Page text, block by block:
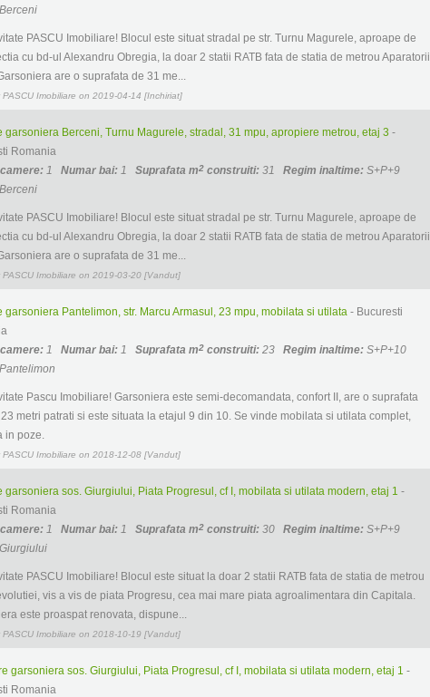
PASCU Imobiliare! Blocul este situat stradal pe str. Turnu Magurele, aproape de
cu bd-ul Alexandru Obregia, la doar 2 statii RATB fata de statia de metrou Aparatorii
are o suprafata de 31 me...
Imobiliare on 2019-04-14 [Inchiriat]
garsoniera Berceni, Turnu Magurele, stradal, 31 mpu, apropiere metrou, etaj 3 -
Romania
1 Numar bai:1 Suprafata m2construiti:31 Regim inaltime:S+P+9
PASCU Imobiliare! Blocul este situat stradal pe str. Turnu Magurele, aproape de
cu bd-ul Alexandru Obregia, la doar 2 statii RATB fata de statia de metrou Aparatorii
are o suprafata de 31 me...
PASCU Imobiliare on 2019-03-20 [Vandut]
garsoniera Pantelimon, str. Marcu Armasul, 23 mpu, mobilata si utilata- Bucuresti
1 Numar bai:1 Suprafata m2construiti:23 Regim inaltime:S+P+10
Pascu Imobiliare! Garsoniera este semi-decomandata, confort II, are o suprafata
metri patrati si este situata la etajul 9 din 10. Se vinde mobilata si utilata complet,
in poze.
PASCU Imobiliare on 2018-12-08 [Vandut]
garsoniera sos. Giurgiului, Piata Progresul, cf I, mobilata si utilata modern, etaj 1 -
Romania
1 Numar bai:1 Suprafata m2construiti:30 Regim inaltime:S+P+9
PASCU Imobiliare! Blocul este situat la doar 2 statii RATB fata de statia de metrou
vis a vis de piata Progresu, cea mai mare piata agroalimentara din Capitala.
este proaspat renovata, dispune...
PASCU Imobiliare on 2018-10-19 [Vandut]
garsoniera sos. Giurgiului, Piata Progresul, cf I, mobilata si utilata modern, etaj 1 -
Romania